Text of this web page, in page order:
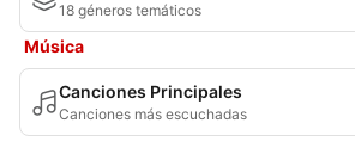
18 géneros temáticos
Música
Canciones Principales
Canciones más escuchadas